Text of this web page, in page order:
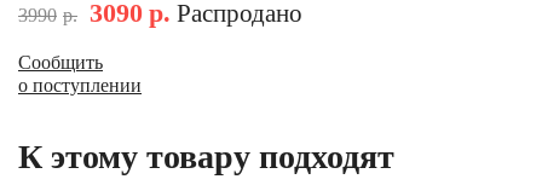
3990 р. 3090 р. Распродано
Сообщить
о поступлении
К этому товару подходят